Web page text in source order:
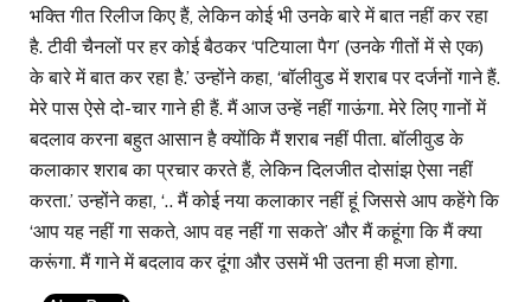
भक्ति गीत रिलीज किए हैं, लेकिन कोई भी उनके बारे में बात नहीं कर रहा
है. टीवी चैनलों पर हर कोई बैठकर ‘पटियाला पैग’ (उनके गीतों में से एक)
के बारे में बात कर रहा है.’ उन्होंने कहा, ‘बॉलीवुड में शराब पर दर्जनों गाने हैं.
मेरे पास ऐसे दो-चार गाने ही हैं. मैं आज उन्हें नहीं गाऊंगा. मेरे लिए गानों में
बदलाव करना बहुत आसान है क्योंकि मैं शराब नहीं पीता. बॉलीवुड के
कलाकार शराब का प्रचार करते हैं, लेकिन दिलजीत दोसांझ ऐसा नहीं
करता.’ उन्होंने कहा, ‘.. मैं कोई नया कलाकार नहीं हूं जिससे आप कहेंगे कि
‘आप यह नहीं गा सकते, आप वह नहीं गा सकते’ और मैं कहूंगा कि मैं क्या
करूंगा. मैं गाने में बदलाव कर दूंगा और उसमें भी उतना ही मजा होगा.